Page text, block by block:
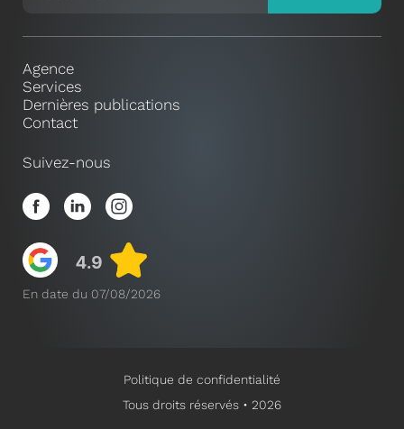
Agence
Services
Dernières publications
Contact
Suivez-nous
En date du 07/08/2026
Politique de confidentialité
Tous droits réservés • 2026